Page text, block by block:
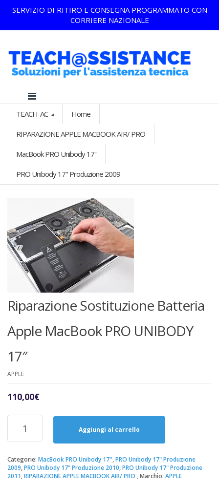
SERVIZIO DI RITIRO E CONSEGNA PROGRAMMATO CON
CORRIERE NAZIONALE
TEACH-AC Home
RIPARAZIONE APPLE MACBOOK AIR/ PRO
MacBook PRO Unibody 17''
PRO Unibody 17" Produzione 2009
Riparazione Sostituzione Batteria
Apple MacBook PRO UNIBODY
17″
APPLE
110,00€
Riparazione
Sostituzione
Batteria
MacBook
PRO
UNIBODY
Aggiungi al carrello
Categorie: MacBook PRO Unibody 17'',PRO Unibody 17" Produzione
2009,PRO Unibody 17" Produzione 2010,PRO Unibody 17" Produzione
2011,RIPARAZIONE APPLE MACBOOK AIR/ PRO Marchio: APPLE